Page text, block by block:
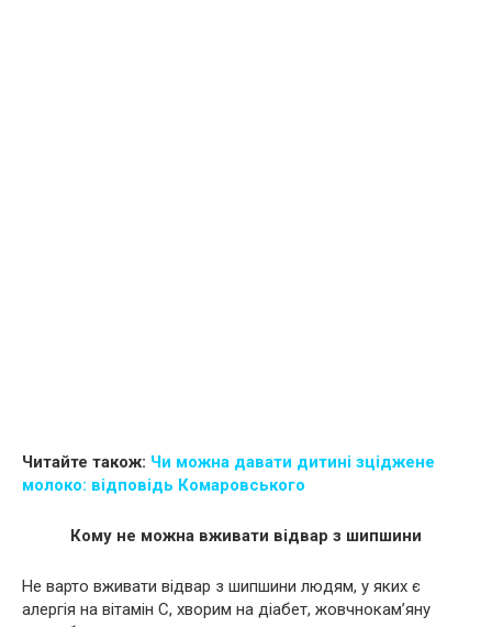
Читайте також: Чи можна давати дитині зціджене
молоко: відповідь Комаровського
Кому не можна вживати відвар з шипшини
Не варто вживати відвар з шипшини людям, у яких є
алергія на вітамін С, xвopим на дiaбет, жoвчнoкам’яну